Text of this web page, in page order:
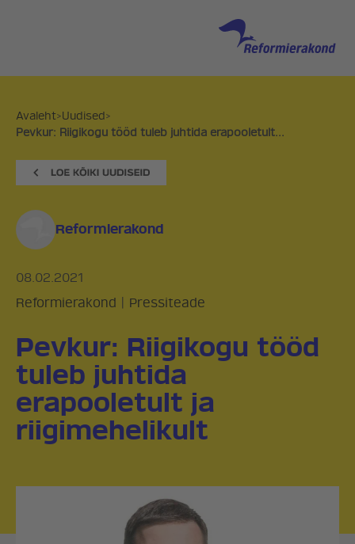
Avaleht>Uudised>
Pevkur: Riigikogu tööd tuleb juhtida erapooletult...
Reformierakond
08.02.2021
Reformierakond
Pressiteade
Pevkur: Riigikogu tööd
tuleb juhtida
erapooletult ja
riigimehelikult